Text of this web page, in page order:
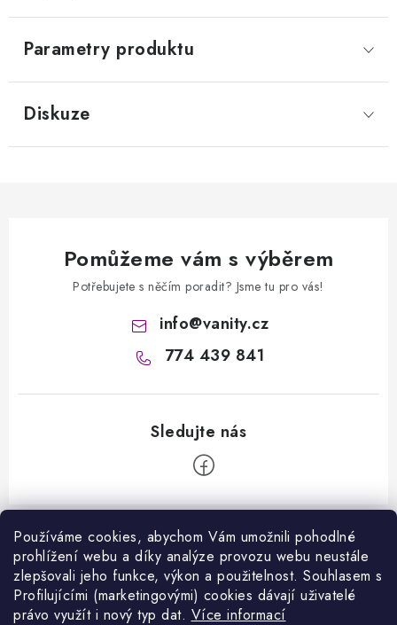
Používáme cookies, abychom Vám umožnili pohodlné
prohlížení webu a díky analýze provozu webu neustále
zlepšovali jeho funkce, výkon a použitelnost. Souhlasem s
Profilujícími (marketingovými) cookies dávají uživatelé
právo využít i nový typ dat. Více informací
Parametry produktu
Diskuze
Pomůžeme vám s výběrem
Potřebujete s něčím poradit? Jsme tu pro vás!
info@vanity.cz
774 439 841
Z
Informace pro vás
Kontakty
Facebook